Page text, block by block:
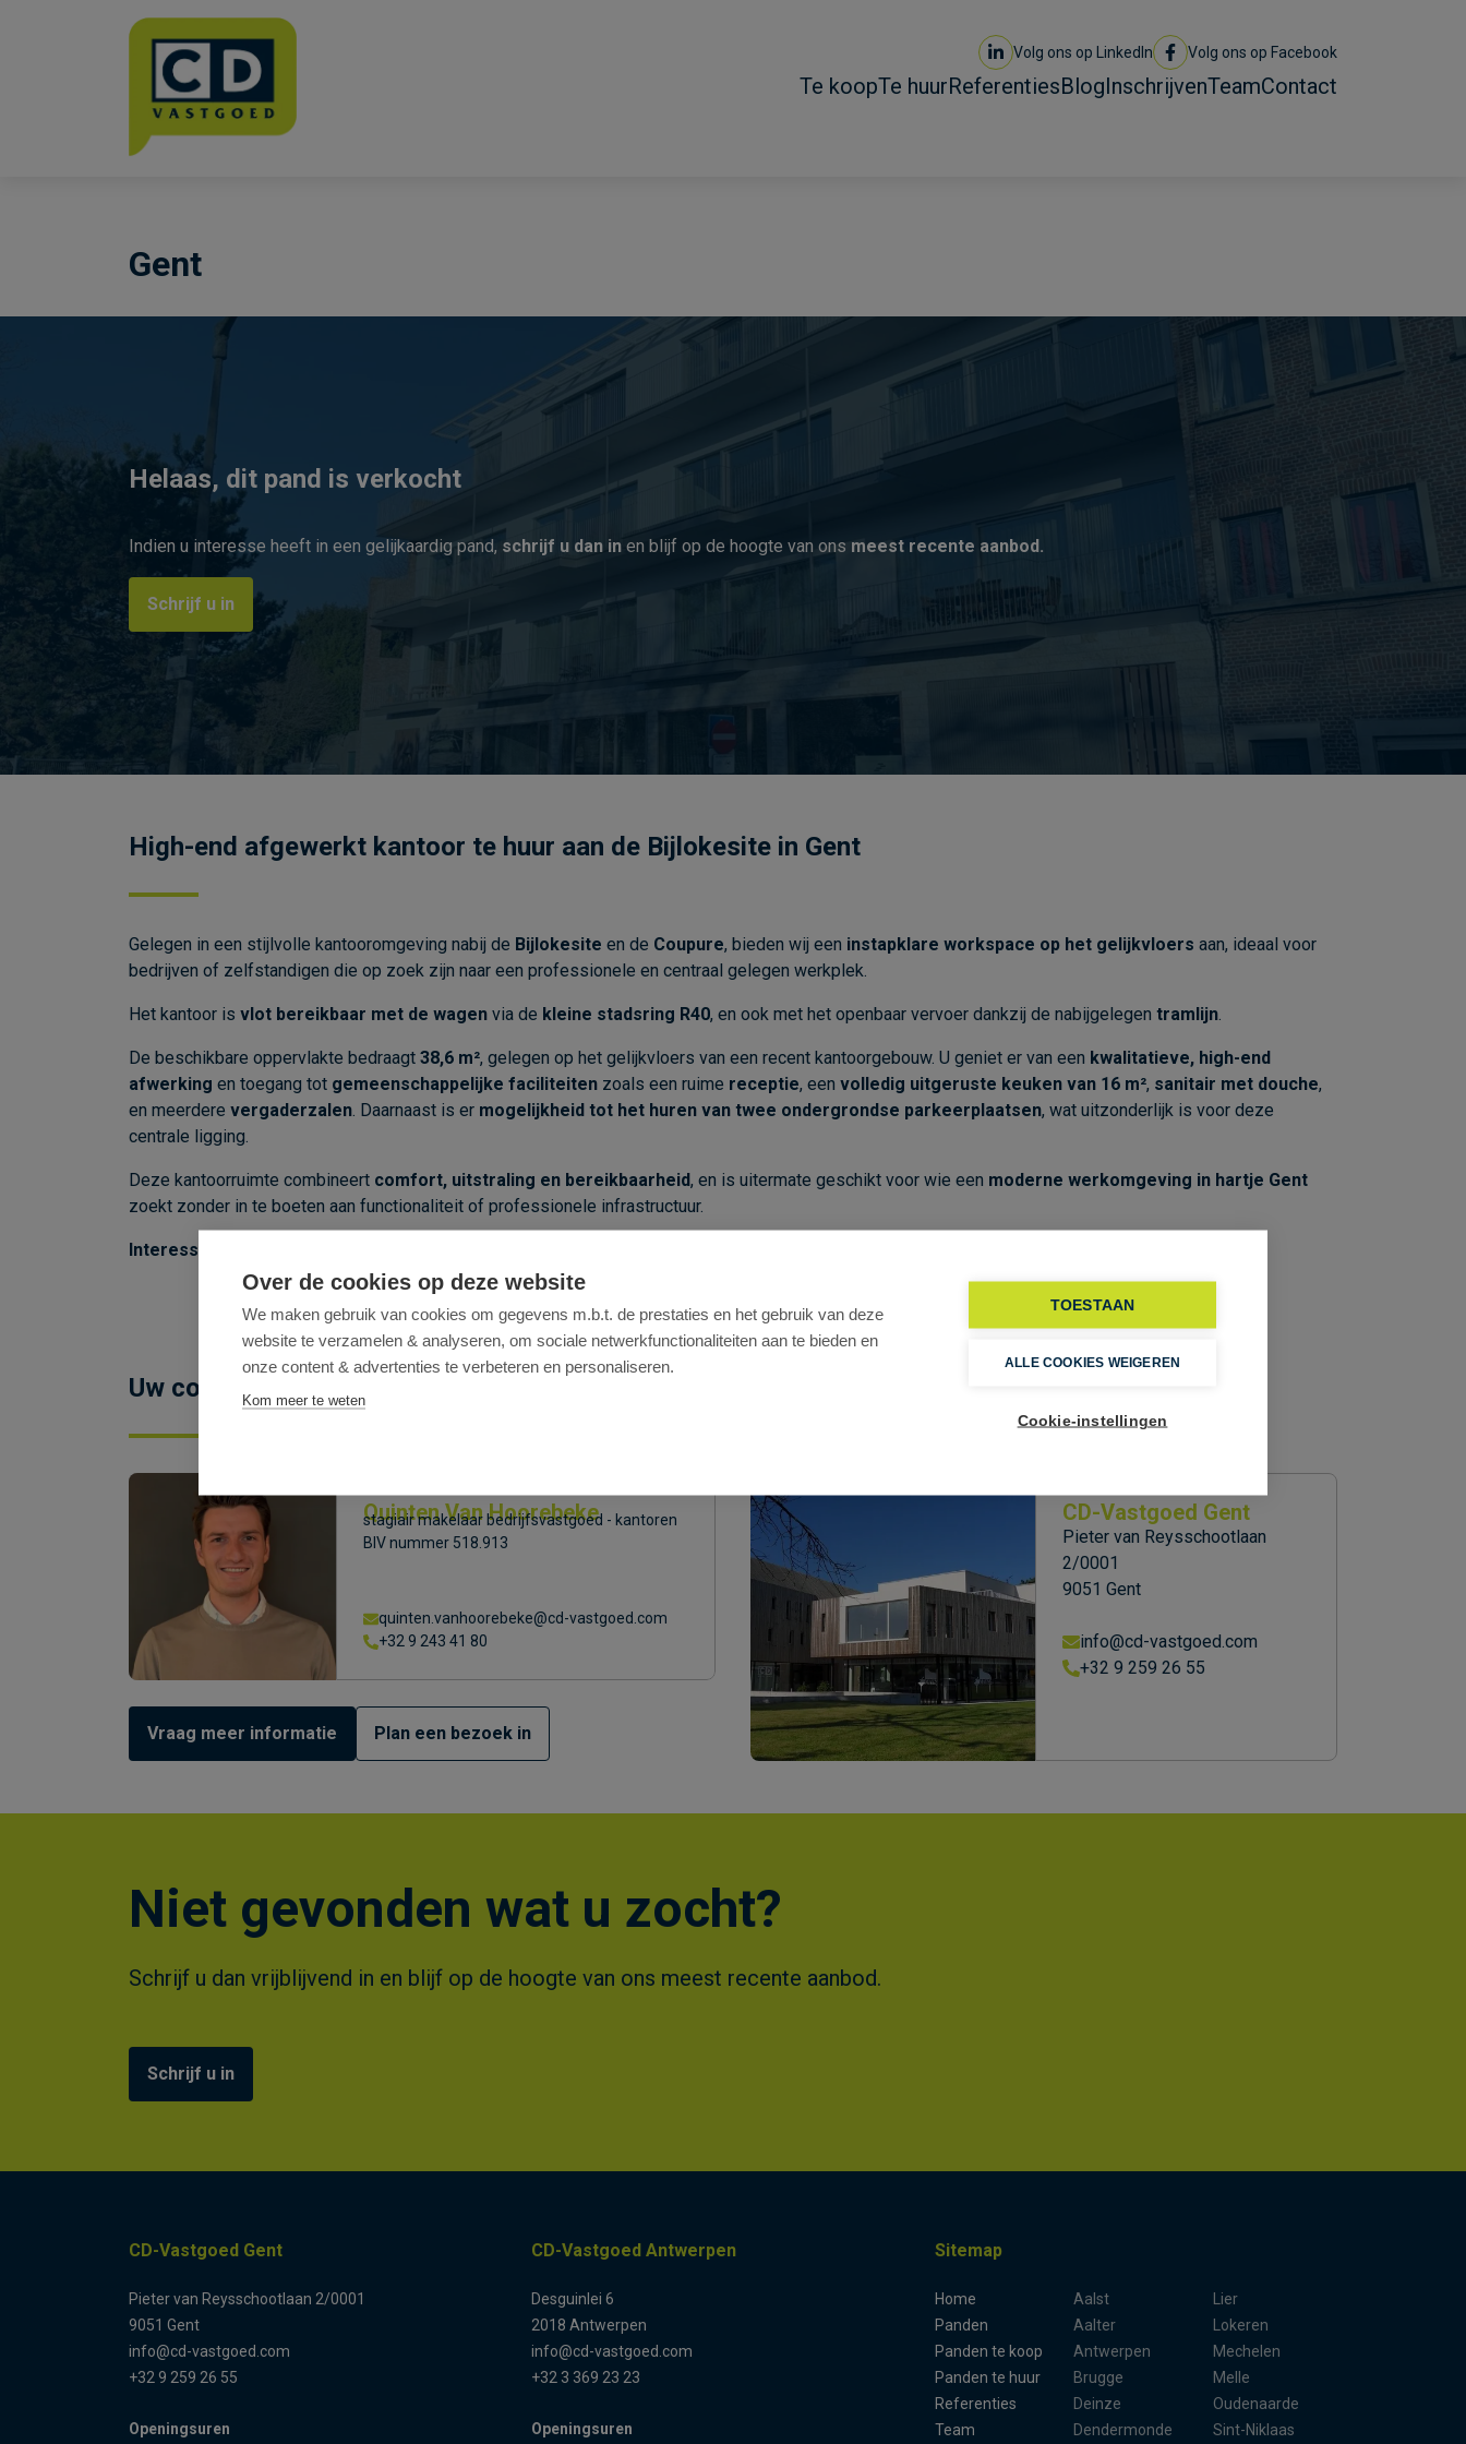
Menu overslaan en naar de inhoud gaan
Volg ons op LinkedIn Volg ons op Facebook
Te koopTe huurReferentiesBlogInschrijvenTeamContact
Gent
Helaas, dit pand is verkocht
Indien u interesse heeft in een gelijkaardig pand, schrijf u dan in en blijf op de hoogte van ons meest recente aanbod.
Schrijf u in
High-end afgewerkt kantoor te huur aan de Bijlokesite in Gent
Gelegen in een stijlvolle kantooromgeving nabij de Bijlokesite en de Coupure, bieden wij een instapklare workspace op het gelijkvloers aan, ideaal voor
bedrijven of zelfstandigen die op zoek zijn naar een professionele en centraal gelegen werkplek.
Het kantoor is vlot bereikbaar met de wagen via de kleine stadsring R40, en ook met het openbaar vervoer dankzij de nabijgelegen tramlijn.
De beschikbare oppervlakte bedraagt 38,6 m², gelegen op het gelijkvloers van een recent kantoorgebouw. U geniet er van een kwalitatieve, high-end
afwerking en toegang tot gemeenschappelijke faciliteiten zoals een ruime receptie, een volledig uitgeruste keuken van 16 m², sanitair met douche,
en meerdere vergaderzalen. Daarnaast is er mogelijkheid tot het huren van twee ondergrondse parkeerplaatsen, wat uitzonderlijk is voor deze
centrale ligging.
Deze kantoorruimte combineert comfort, uitstraling en bereikbaarheid, en is uitermate geschikt voor wie een moderne werkomgeving in hartje Gent
zoekt zonder in te boeten aan functionaliteit of professionele infrastructuur.
Interesse? Contacteer ons voor bijkomende informatie of een bezoek ter plaatse.
Uw contactpersoon
Quinten Van Hoorebeke
stagiair makelaar bedrijfsvastgoed - kantoren
BIV nummer 518.913
quinten.vanhoorebeke@cd-vastgoed.com
+32 9 243 41 80
Vraag meer informatie Plan een bezoek in
CD-Vastgoed Gent
Pieter van Reysschootlaan
2/0001
9051 Gent
info@cd-vastgoed.com
+32 9 259 26 55
Niet gevonden wat u zocht?
Schrijf u dan vrijblijvend in en blijf op de hoogte van ons meest recente aanbod.
Schrijf u in
CD-Vastgoed Gent
Pieter van Reysschootlaan 2/0001
9051 Gent
info@cd-vastgoed.com
+32 9 259 26 55
Openingsuren
CD-Vastgoed Antwerpen
Desguinlei 6
2018 Antwerpen
info@cd-vastgoed.com
+32 3 369 23 23
Openingsuren
Sitemap
Home
Panden
Panden te koop
Panden te huur
Referenties
Team
Aalst
Aalter
Antwerpen
Brugge
Deinze
Dendermonde
Lier
Lokeren
Mechelen
Melle
Oudenaarde
Sint-Niklaas
Over de cookies op deze website
We maken gebruik van cookies om gegevens m.b.t. de prestaties en het gebruik van deze
website te verzamelen & analyseren, om sociale netwerkfunctionaliteiten aan te bieden en
onze content & advertenties te verbeteren en personaliseren.
Kom meer te weten
TOESTAAN
ALLE COOKIES WEIGEREN
Cookie-instellingen